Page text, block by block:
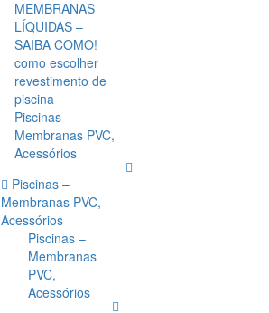
MEMBRANAS
LÍQUIDAS –
SAIBA COMO!
como escolher
revestimento de
piscina
Piscinas –
Membranas PVC,
Acessórios
Piscinas –
Membranas PVC,
Acessórios
Piscinas –
Membranas
PVC,
Acessórios